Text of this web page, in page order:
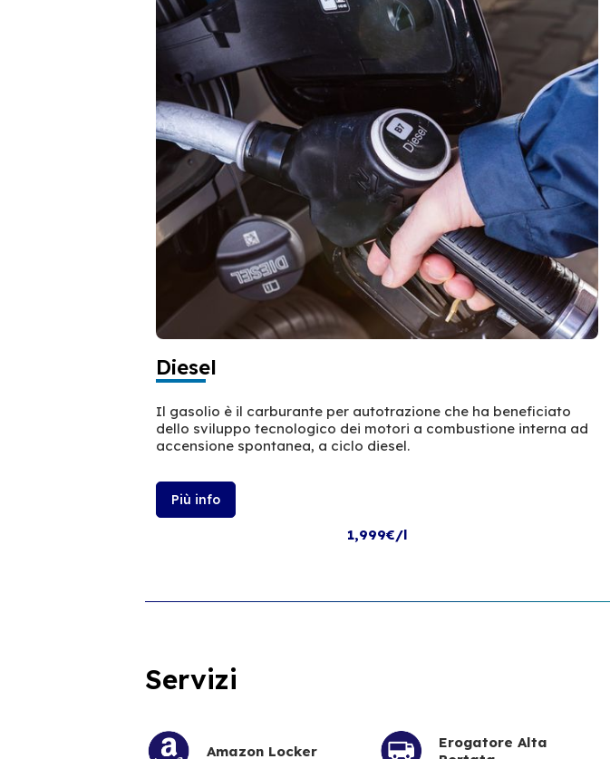
Diesel
Il gasolio è il carburante per autotrazione che ha beneficiato
dello sviluppo tecnologico dei motori a combustione interna ad
accensione spontanea, a ciclo diesel.
Più info
1,999€/l
Servizi
Amazon Locker
Erogatore Alta